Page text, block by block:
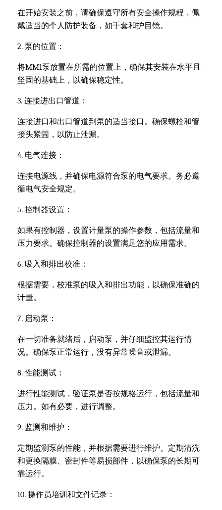
在开始安装之前，请确保遵守所有安全操作规程，佩
戴适当的个人防护装备，如手套和护目镜。
2. 泵的位置：
将MM1泵放置在所需的位置上，确保其安装在水平且
坚固的基础上，以确保稳定性。
3. 连接进出口管道：
连接进口和出口管道到泵的适当接口。确保螺栓和管
接头紧固，以防止泄漏。
4. 电气连接：
连接电源线，并确保电源符合泵的电气要求。务必遵
循电气安全规定。
5. 控制器设置：
如果有控制器，设置计量泵的操作参数，包括流量和
压力要求。确保控制器的设置满足您的应用需求。
6. 吸入和排出校准：
根据需要，校准泵的吸入和排出功能，以确保准确的
计量。
7. 启动泵：
在一切准备就绪后，启动泵，并仔细监控其运行情
况。确保泵正常运行，没有异常噪音或泄漏。
8. 性能测试：
进行性能测试，验证泵是否按规格运行，包括流量和
压力。如有必要，进行调整。
9. 监测和维护：
定期监测泵的性能，并根据需要进行维护。定期清洗
和更换隔膜、密封件等易损部件，以确保泵的长期可
靠运行。
10. 操作员培训和文件记录：